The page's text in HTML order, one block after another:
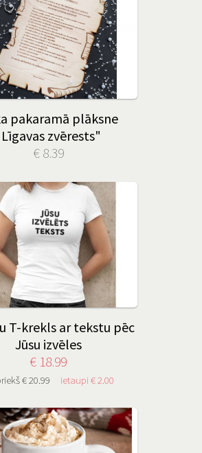
pakaramā plāksne
zvērests"
€ 8.39
T-krekls ar tekstu pēc
Jūsu izvēles
€ 18.99
€ 20.99 ietaupi € 2.00